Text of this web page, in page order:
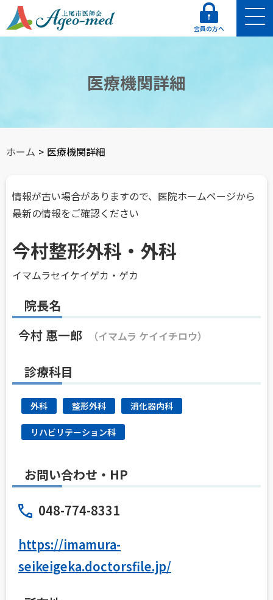
会員の方へ
医療機関詳細
ホーム > 医療機関詳細
情報が古い場合がありますので、医院ホームページから
最新の情報をご確認ください
今村整形外科・外科
イマムラセイケイゲカ・ゲカ
院長名
今村 惠一郎
（イマムラ ケイイチロウ）
診療科目
外科 整形外科 消化器内科
リハビリテーション科
お問い合わせ・HP
048-774-8331
https://imamura-
seikeigeka.doctorsfile.jp/